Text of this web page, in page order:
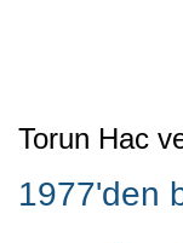
Torun Hac
1977'den